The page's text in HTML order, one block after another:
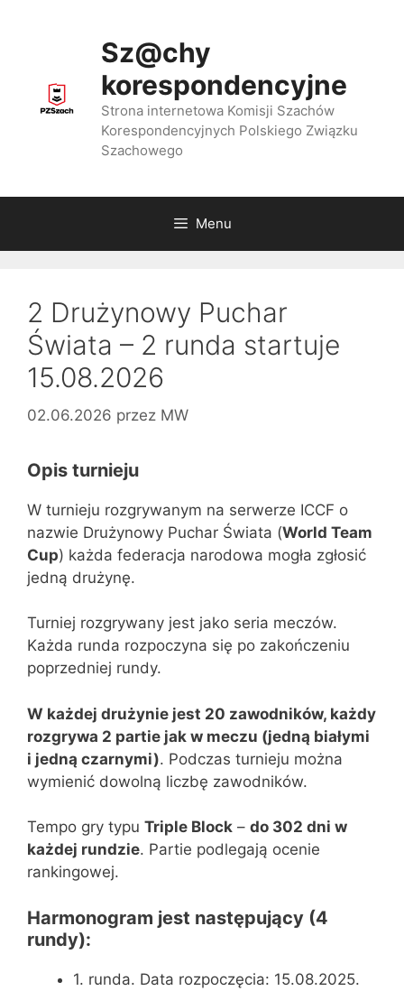
Sz@chy
korespondencyjne
Strona internetowa Komisji Szachów
Korespondencyjnych Polskiego Związku
Szachowego
Menu
2 Drużynowy Puchar
Świata – 2 runda startuje
15.08.2026
02.06.2026 przez MW
Opis turnieju
W turnieju rozgrywanym na serwerze ICCF o
nazwie Drużynowy Puchar Świata (World Team
Cup) każda federacja narodowa mogła zgłosić
jedną drużynę.
Turniej rozgrywany jest jako seria meczów.
Każda runda rozpoczyna się po zakończeniu
poprzedniej rundy.
W każdej drużynie jest 20 zawodników, każdy
rozgrywa 2 partie jak w meczu (jedną białymi
i jedną czarnymi). Podczas turnieju można
wymienić dowolną liczbę zawodników.
Tempo gry typu Triple Block – do 302 dni w
każdej rundzie. Partie podlegają ocenie
rankingowej.
Harmonogram jest następujący (4
rundy):
1. runda. Data rozpoczęcia: 15.08.2025.